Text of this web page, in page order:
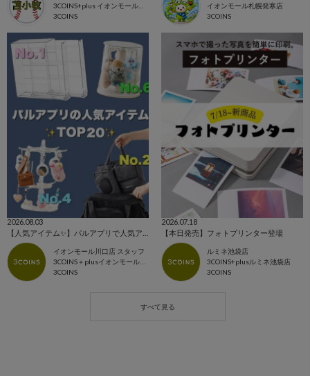
3COINS+plus イオンモール苫小牧店
3COINS
イオンモール札幌発寒店
3COINS
2026.08.03
イオンモール川口店 スタッフ
3COINS＋plusイオンモール川口店
3COINS
2026.07.18
【本日発売】フォトプリンター登場
ルミネ池袋店
3COINS+plusルミネ池袋店
3COINS